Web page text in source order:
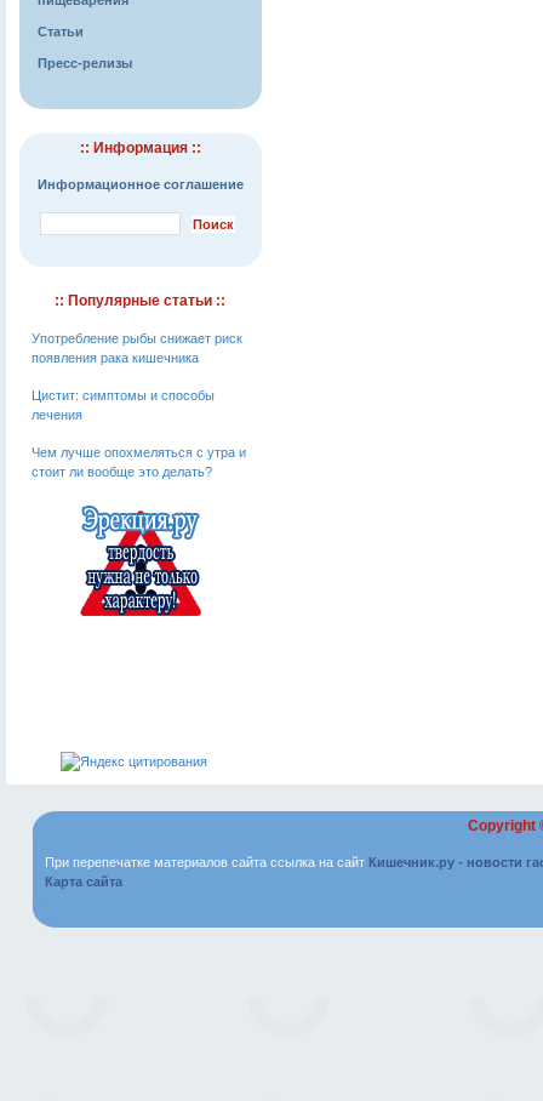
Статьи
Пресс-релизы
:: Информация ::
Информационное соглашение
:: Популярные статьи ::
Употребление рыбы снижает риск
появления рака кишечника
Цистит: симптомы и способы
лечения
Чем лучше опохмеляться с утра и
стоит ли вообще это делать?
Copyright
При перепечатке материалов сайта ссылка на сайт Кишечник.ру - новости
Карта сайта